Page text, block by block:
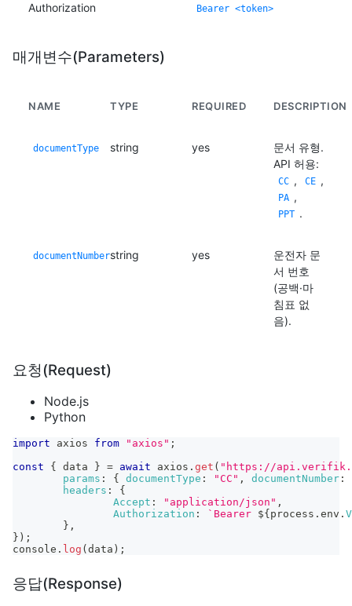
Authorization Bearer <token>
매개변수(Parameters)
NAME TYPE REQUIRED DESCRIPTION
documentType string yes
문서 유형.
API 허용:
CC , CE ,
PA ,
PPT .
documentNumberstring yes
운전자 문
서 번호
(공백·마
침표 없
음).
요청(Request)
Node.js
Python
import axios from "axios" ;
const
{ data } = await axios . get ( "https://
params : { documentType : "CC" , documentNumber :
headers :
{
Accept : "application/json" ,
Authorization : ` Bearer ${ process . env .
} ,
} ) ;
console . log ( data ) ;
응답(Response)